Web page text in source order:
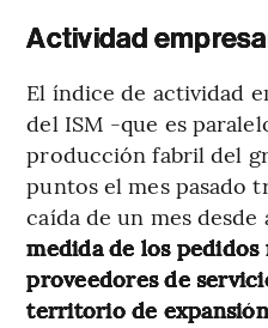
Actividad
El índice de actividad
del ISM -que es
producción fabril del
puntos el mes pasado
caída de un mes
medida de los pedidos
proveedores de
territorio de